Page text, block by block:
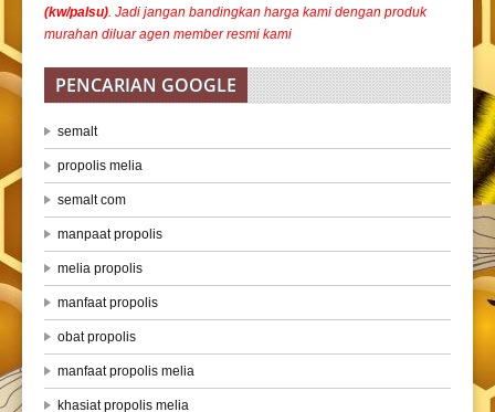
(kw/palsu). Jadi jangan bandingkan harga kami dengan produk
murahan diluar agen member resmi kami
PENCARIAN GOOGLE
semalt
propolis melia
semalt com
manpaat propolis
melia propolis
manfaat propolis
obat propolis
manfaat propolis melia
khasiat propolis melia